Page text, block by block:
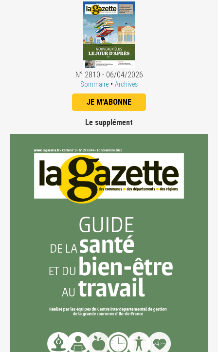
N° 2810 - 06/04/2026
Sommaire • Archives
JE M'ABONNE
Le supplément